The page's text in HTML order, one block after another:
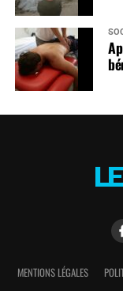
MENTIONS LÉGALES